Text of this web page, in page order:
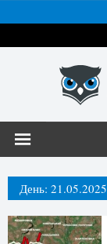
День: 21.05.2025